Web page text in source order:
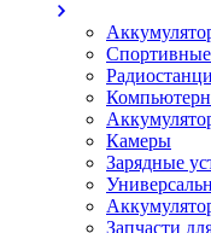
Камеры
Зарядные
Запчасти